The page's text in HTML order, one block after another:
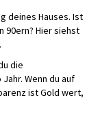
deines Hauses. Ist
90ern? Hier siehst
die
Wenn du auf
ist Gold wert,